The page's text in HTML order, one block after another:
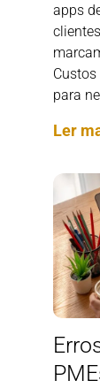
apps
para
Ler